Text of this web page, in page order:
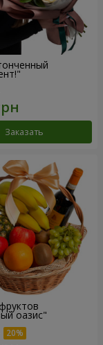
Заказать
оазис"